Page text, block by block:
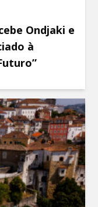
Ondjaki e
à